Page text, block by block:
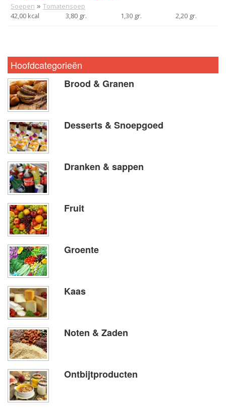
Soepen » Tomatensoep
42,00 kcal
3,80 gr. 1,30 gr. 2,20 gr.
Hoofdcategorieën
Brood & Granen
Desserts & Snoepgoed
Dranken & sappen
Fruit
Groente
Kaas
Noten & Zaden
Ontbijtproducten